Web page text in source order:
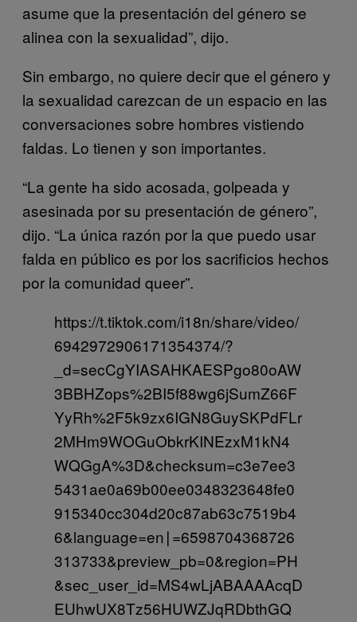
asume que la presentación del género se
alinea con la sexualidad”, dijo.
Sin embargo, no quiere decir que el género y
la sexualidad carezcan de un espacio en las
conversaciones sobre hombres vistiendo
faldas. Lo tienen y son importantes.
“La gente ha sido acosada, golpeada y
asesinada por su presentación de género”,
dijo. “La única razón por la que puedo usar
falda en público es por los sacrificios hechos
por la comunidad queer”.
https://t.tiktok.com/i18n/share/video/
6942972906171354374/?
_d=secCgYIASAHKAESPgo80oAW
3BBHZops%2BI5f88wg6jSumZ66F
YyRh%2F5k9zx6IGN8GuySKPdFLr
2MHm9WOGuObkrKINEzxM1kN4
WQGgA%3D&checksum=c3e7ee3
5431ae0a69b00ee0348323648fe0
915340cc304d20c87ab63c7519b4
6&language=en∣=6598704368726
313733&preview_pb=0&region=PH
&sec_user_id=MS4wLjABAAAAcqD
EUhwUX8Tz56HUWZJqRDbthGQ